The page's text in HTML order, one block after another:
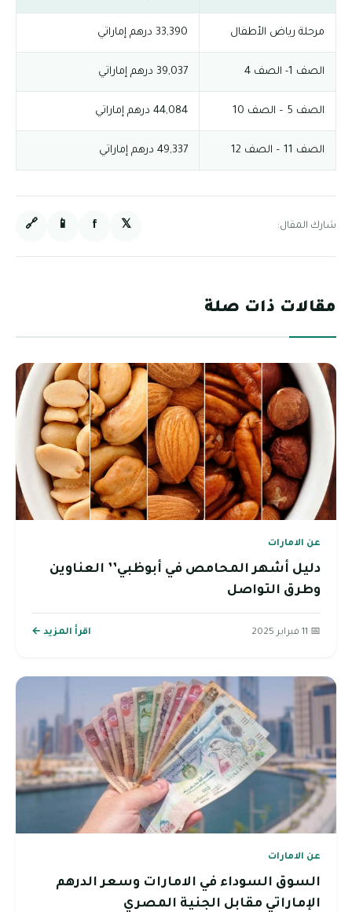
مرحلة رياض الأطفال 33,390 درهم إماراتي
الصف 1- الصف 4 39,037 درهم إماراتي
الصف 5 – الصف 10 44,084 درهم إماراتي
الصف 11 – الصف 12 49,337 درهم إماراتي
شارك المقال: 𝕏
f
📱
🔗
مقالات ذات صلة
عن الامارات
دليل أشهر المحامص في أبوظبي’’ العناوين
وطرق التواصل
📅 11 فبراير 2025 اقرأ المزيد ←
عن الامارات
السوق السوداء في الامارات وسعر الدرهم
الإماراتي مقابل الجنية المصري